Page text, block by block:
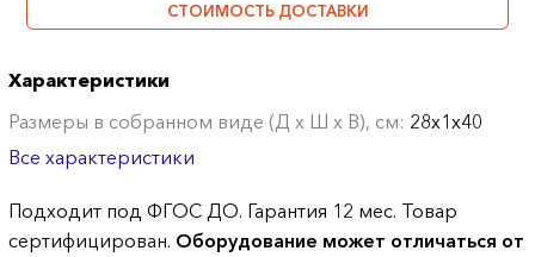
СТОИМОСТЬ ДОСТАВКИ
Характеристики
Размеры в собранном виде (Д х Ш х В), см: 28х1х40
Все характеристики
Подходит под ФГОС ДО. Гарантия 12 мес. Товар
сертифицирован. Оборудование может отличаться от